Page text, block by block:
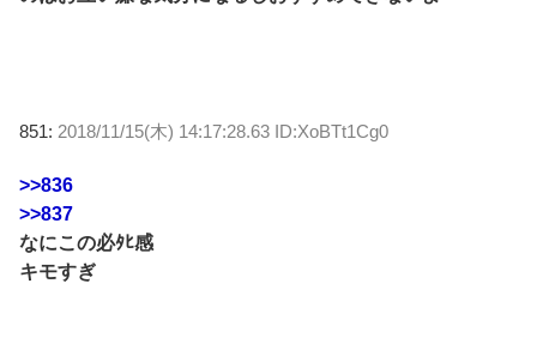
851: 2018/11/15(木) 14:17:28.63 ID:XoBTt1Cg0
>>836
>>837
なにこの必ﾀﾋ感
キモすぎ